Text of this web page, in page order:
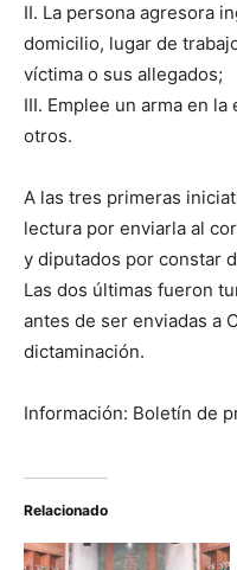
II. La persona agresora
domicilio, lugar de
víctima o sus allegados;
III. Emplee un arma en
otros.
A las tres primeras
lectura por enviarla al
y diputados por constar
Las dos últimas fueron
antes de ser enviadas a
dictaminación.
Información: Boletín de
Relacionado